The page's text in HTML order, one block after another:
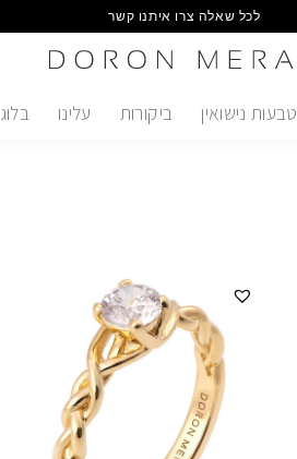
לכל שאלה צרו איתנו קשר
טבעות נישואין ביקורות עלינו בלוג